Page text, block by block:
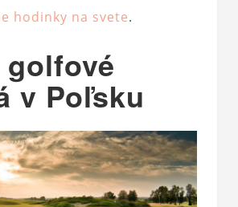
hodinky na svete.
v Poľsku